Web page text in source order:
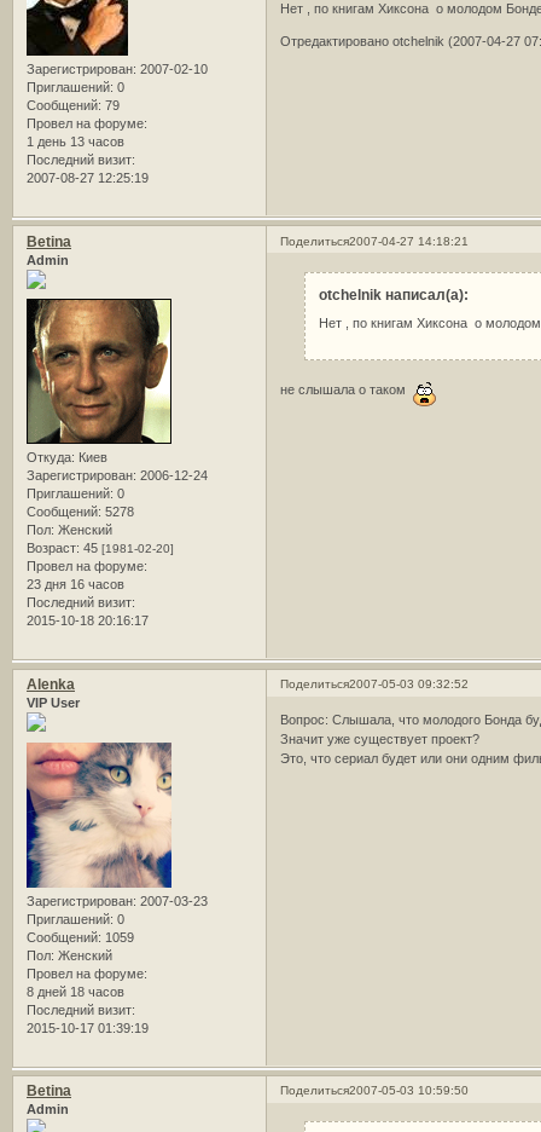
Зарегистрирован: 2007-02-10
Приглашений: 0
Сообщений: 79
Провел на форуме:
1 день 13 часов
Последний визит:
2007-08-27 12:25:19
Нет , по книгам Хиксона о молодом
Отредактировано otchelnik (2007-04-27
Поделиться2007-04-27 14:18:21
Betina
Admin
Откуда: Киев
Зарегистрирован: 2006-12-24
Приглашений: 0
Сообщений: 5278
Пол: Женский
Возраст: 45 [1981-02-20]
Провел на форуме:
23 дня 16 часов
Последний визит:
2015-10-18 20:16:17
otchelnik написал(а):
Нет , по книгам Хиксона о
не слышала о таком
Поделиться2007-05-03 09:32:52
Alenka
VIP User
Зарегистрирован: 2007-03-23
Приглашений: 0
Сообщений: 1059
Пол: Женский
Провел на форуме:
8 дней 18 часов
Последний визит:
2015-10-17 01:39:19
Вопрос: Слышала, что молодого Бонда
Значит уже существует проект?
Это, что сериал будет или они одним
Поделиться2007-05-03 10:59:50
Betina
Admin